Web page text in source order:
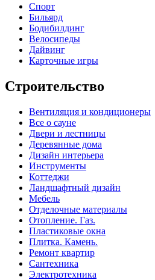
Спорт
Бильярд
Бодибилдинг
Велосипеды
Дайвинг
Карточные игры
Строительство
Вентиляция и кондиционеры
Все о сауне
Двери и лестницы
Деревянные дома
Дизайн интерьера
Инструменты
Коттеджи
Ландшафтный дизайн
Мебель
Отделочные материалы
Отопление. Газ.
Пластиковые окна
Плитка. Камень.
Ремонт квартир
Сантехника
Электротехника